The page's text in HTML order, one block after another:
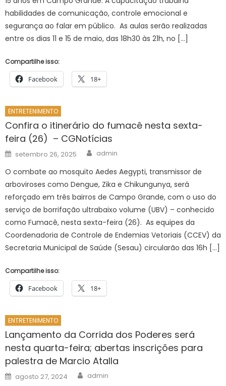
habilidades de comunicação, controle emocional e
segurança ao falar em público. As aulas serão realizadas
entre os dias 11 e 15 de maio, das 18h30 às 21h, no […]
Compartilhe isso:
Facebook 18+
ENTRETENIMENTO
Confira o itinerário do fumacê nesta sexta-
feira (26) – CGNotícias
Posted
on
setembro 26, 2025 Author
admin
O combate ao mosquito Aedes Aegypti, transmissor de
arboviroses como Dengue, Zika e Chikungunya, será
reforçado em três bairros de Campo Grande, com o uso do
serviço de borrifação ultrabaixo volume (UBV) – conhecido
como Fumacê, nesta sexta-feira (26). As equipes da
Coordenadoria de Controle de Endemias Vetoriais (CCEV) da
Secretaria Municipal de Saúde (Sesau) circularão das 16h […]
Compartilhe isso:
Facebook 18+
ENTRETENIMENTO
Lançamento da Corrida dos Poderes será
nesta quarta-feira; abertas inscrições para
palestra de Marcio Atalla
Posted
on
agosto 27, 2024 Author
admin